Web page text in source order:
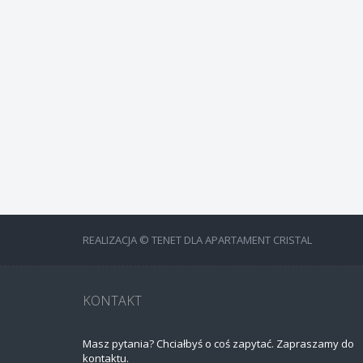
REALIZACJA © TENET DLA APARTAMENT CRISTAL
KONTAKT
Masz pytania? Chciałbyś o coś zapytać. Zapraszamy do
kontaktu.